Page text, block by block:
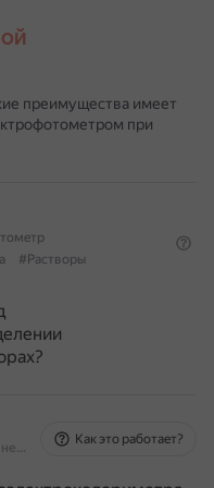
преимущества имеет
при
#Растворы
На основе источников, возможны неточности
Как это работает?